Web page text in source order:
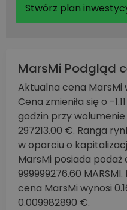
Stwórz plan
MarsMi Podgląd
Aktualna cena MarsMi
Cena zmieniła się o -
godzin przy
297213.00 €. Ranga
w oparciu o
MarsMi posiada
999999276.60
cena MarsMi wynosi
0.009982890 €.